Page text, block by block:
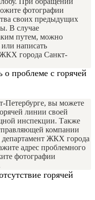
фотографии
своих предыдущих
В случае
путем, можно
написать
города Санкт-
проблеме с горячей
Петербурге, вы можете
линии своей
инспекции. Также
компании
ЖКХ города
адрес проблемного
фотографии
горячей